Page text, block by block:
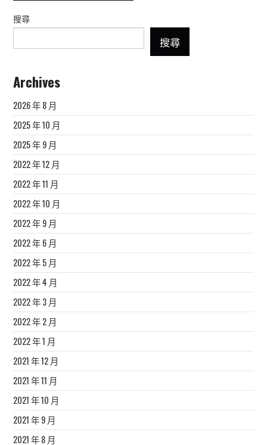
搜尋
搜尋
Archives
2026 年 8 月
2025 年 10 月
2025 年 9 月
2022 年 12 月
2022 年 11 月
2022 年 10 月
2022 年 9 月
2022 年 6 月
2022 年 5 月
2022 年 4 月
2022 年 3 月
2022 年 2 月
2022 年 1 月
2021 年 12 月
2021 年 11 月
2021 年 10 月
2021 年 9 月
2021 年 8 月